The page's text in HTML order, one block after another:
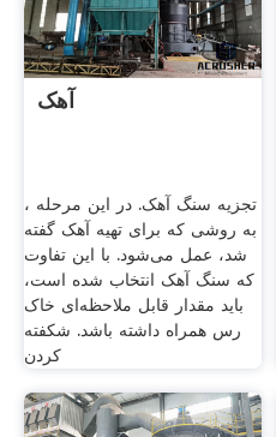
آهک
تجزیه سنگ آهک. در این مرحله ،
به روشی که برای تهیه آهک گفته
شد، عمل می‌شود. با این تفاوت
که سنگ آهک انتخاب شده است،
باید مقدار قابل ملاحظه‌ای خاک
رس همراه داشته باشد. شکفته
کردن